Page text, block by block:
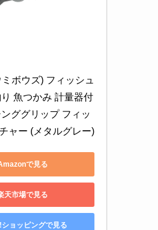
ボウズ) フィッシュ
魚つかみ 計量器付
ググリップ フィッ
ャー (メタルグレー)
で見る
天市場で見る
ョッピングで見る